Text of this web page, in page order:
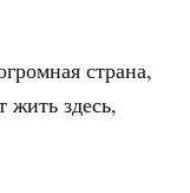
страна,
жить здесь,